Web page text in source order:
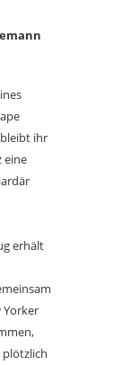
ihr
eine
erhält
Yorker
plötzlich